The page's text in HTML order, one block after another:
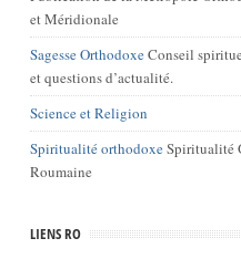
et Méridionale
Sagesse OrthodoxeConseil
et questions d’actualité.
Science et Religion
Spiritualité orthodoxeSpiritualité
Roumaine
LIENS RO